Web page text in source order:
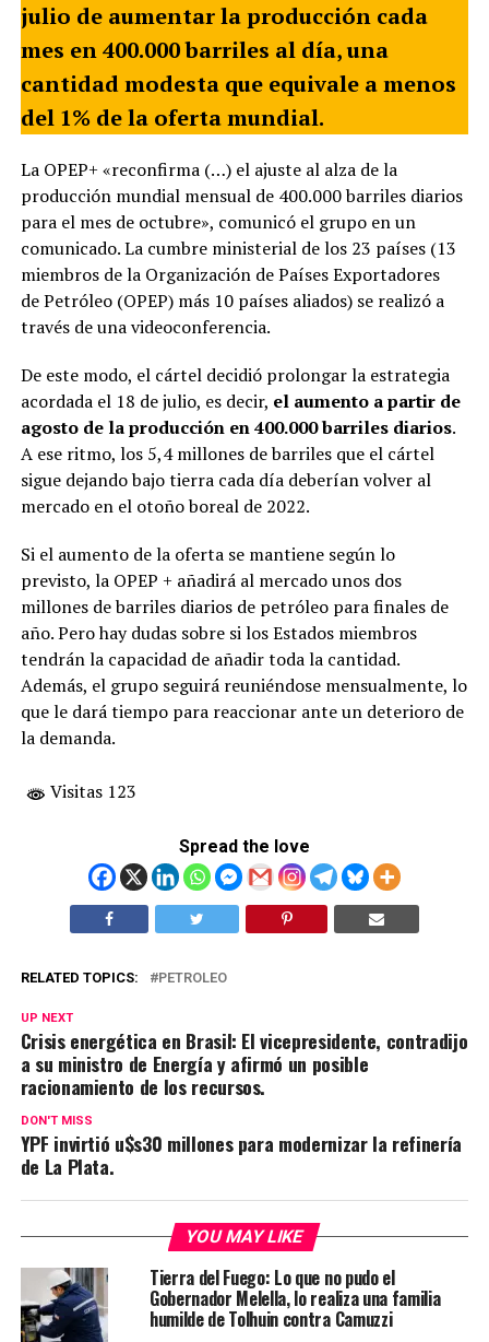
julio de aumentar la producción cada
mes en 400.000 barriles al día, una
cantidad modesta que equivale a menos
del 1% de la oferta mundial.
La OPEP+ «reconfirma (…) el ajuste al alza de la
producción mundial mensual de 400.000 barriles diarios
para el mes de octubre», comunicó el grupo en un
comunicado. La cumbre ministerial de los 23 países (13
miembros de la Organización de Países Exportadores
de Petróleo (OPEP) más 10 países aliados) se realizó a
través de una videoconferencia.
De este modo, el cártel decidió prolongar la estrategia
acordada el 18 de julio, es decir, el aumento a partir de
agosto de la producción en 400.000 barriles diarios.
A ese ritmo, los 5,4 millones de barriles que el cártel
sigue dejando bajo tierra cada día deberían volver al
mercado en el otoño boreal de 2022.
Si el aumento de la oferta se mantiene según lo
previsto, la OPEP + añadirá al mercado unos dos
millones de barriles diarios de petróleo para finales de
año. Pero hay dudas sobre si los Estados miembros
tendrán la capacidad de añadir toda la cantidad.
Además, el grupo seguirá reuniéndose mensualmente, lo
que le dará tiempo para reaccionar ante un deterioro de
la demanda.
Visitas 123
Spread the love
RELATED TOPICS: PETROLEO
UP NEXT
Crisis energética en Brasil: El vicepresidente, contradijo
a su ministro de Energía y afirmó un posible
racionamiento de los recursos.
DON'T MISS
YPF invirtió u$s30 millones para modernizar la refinería
de La Plata.
YOU MAY LIKE
Tierra del Fuego: Lo que no pudo el
Gobernador Melella, lo realiza una familia
humilde de Tolhuin contra Camuzzi